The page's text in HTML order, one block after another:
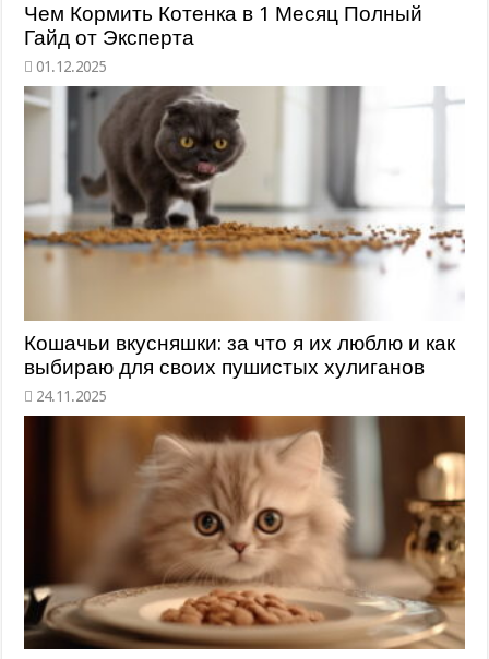
Чем Кормить Котенка в 1 Месяц Полный
Гайд от Эксперта
Кошачьи вкусняшки: за что я их люблю и как
выбираю для своих пушистых хулиганов